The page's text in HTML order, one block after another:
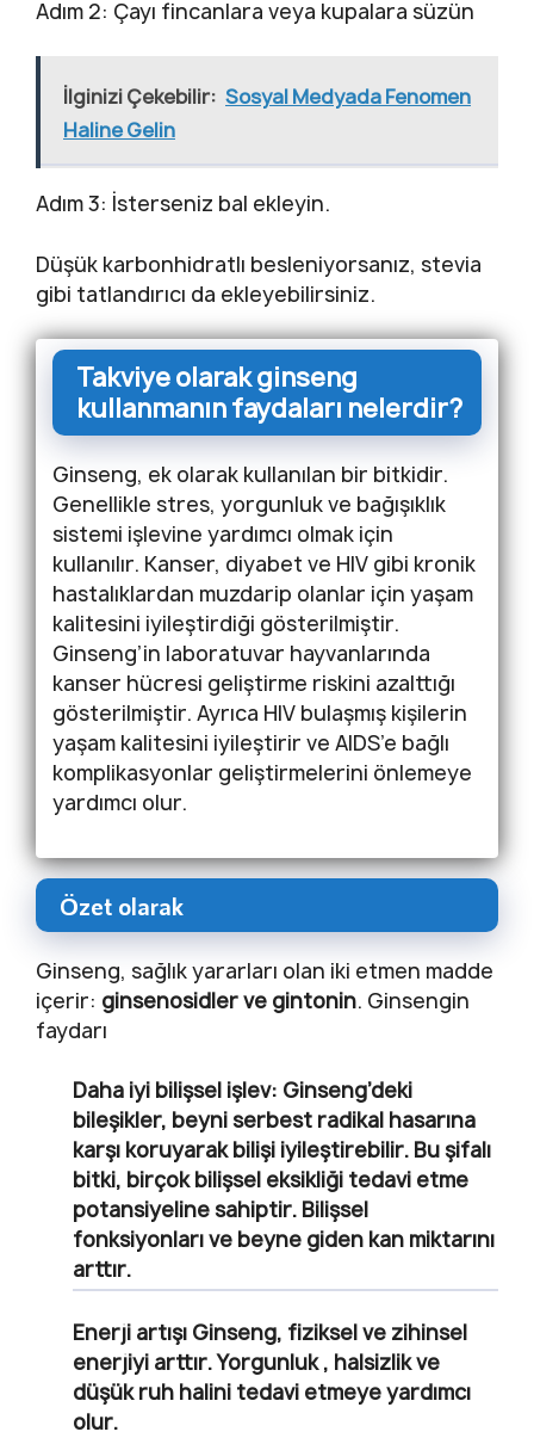
Adım 2: Çayı fincanlara veya kupalara süzün
İlginizi Çekebilir: Sosyal Medyada Fenomen
Haline Gelin
Adım 3: İsterseniz bal ekleyin.
Düşük karbonhidratlı besleniyorsanız, stevia
gibi tatlandırıcı da ekleyebilirsiniz.
Takviye olarak ginseng
kullanmanın faydaları nelerdir?
Ginseng, ek olarak kullanılan bir bitkidir.
Genellikle stres, yorgunluk ve bağışıklık
sistemi işlevine yardımcı olmak için
kullanılır. Kanser, diyabet ve HIV gibi kronik
hastalıklardan muzdarip olanlar için yaşam
kalitesini iyileştirdiği gösterilmiştir.
Ginseng’in laboratuvar hayvanlarında
kanser hücresi geliştirme riskini azalttığı
gösterilmiştir. Ayrıca HIV bulaşmış kişilerin
yaşam kalitesini iyileştirir ve AIDS’e bağlı
komplikasyonlar geliştirmelerini önlemeye
yardımcı olur.
Özet olarak
Ginseng, sağlık yararları olan iki etmen madde
içerir: ginsenosidler ve gintonin. Ginsengin
faydarı
Daha iyi bilişsel işlev: Ginseng’deki
bileşikler, beyni serbest radikal hasarına
karşı koruyarak bilişi iyileştirebilir. Bu şifalı
bitki, birçok bilişsel eksikliği tedavi etme
potansiyeline sahiptir. Bilişsel
fonksiyonları ve beyne giden kan miktarını
arttır.
Enerji artışı Ginseng, fiziksel ve zihinsel
enerjiyi arttır. Yorgunluk , halsizlik ve
düşük ruh halini tedavi etmeye yardımcı
olur.